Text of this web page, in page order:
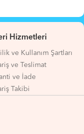
Hizmetleri
ve Kullanım Şartları
ve Teslimat
ve İade
Takibi